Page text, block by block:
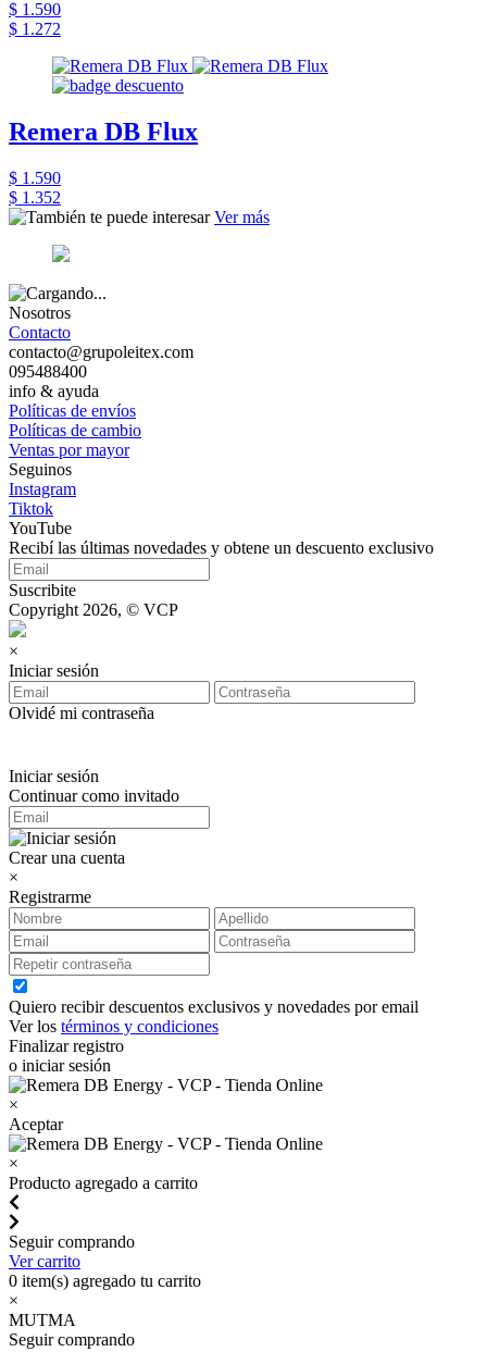
$ 1.590
$ 1.272
Remera DB Flux
$ 1.590
$ 1.352
Ver más
Nosotros
Contacto
contacto@grupoleitex.com
095488400
info & ayuda
Políticas de envíos
Políticas de cambio
Ventas por mayor
Seguinos
Instagram
Tiktok
YouTube
Recibí las últimas novedades y obtene un descuento exclusivo
Suscribite
Copyright 2026, © VCP
×
Iniciar sesión
Olvidé mi contraseña
Iniciar sesión
Continuar como invitado
Crear una cuenta
×
Registrarme
Quiero recibir descuentos exclusivos y novedades por email
Ver los términos y condiciones
Finalizar registro
o iniciar sesión
×
Aceptar
×
Producto agregado a carrito
Seguir comprando
Ver carrito
0 item(s) agregado tu carrito
×
MUTMA
Seguir comprando